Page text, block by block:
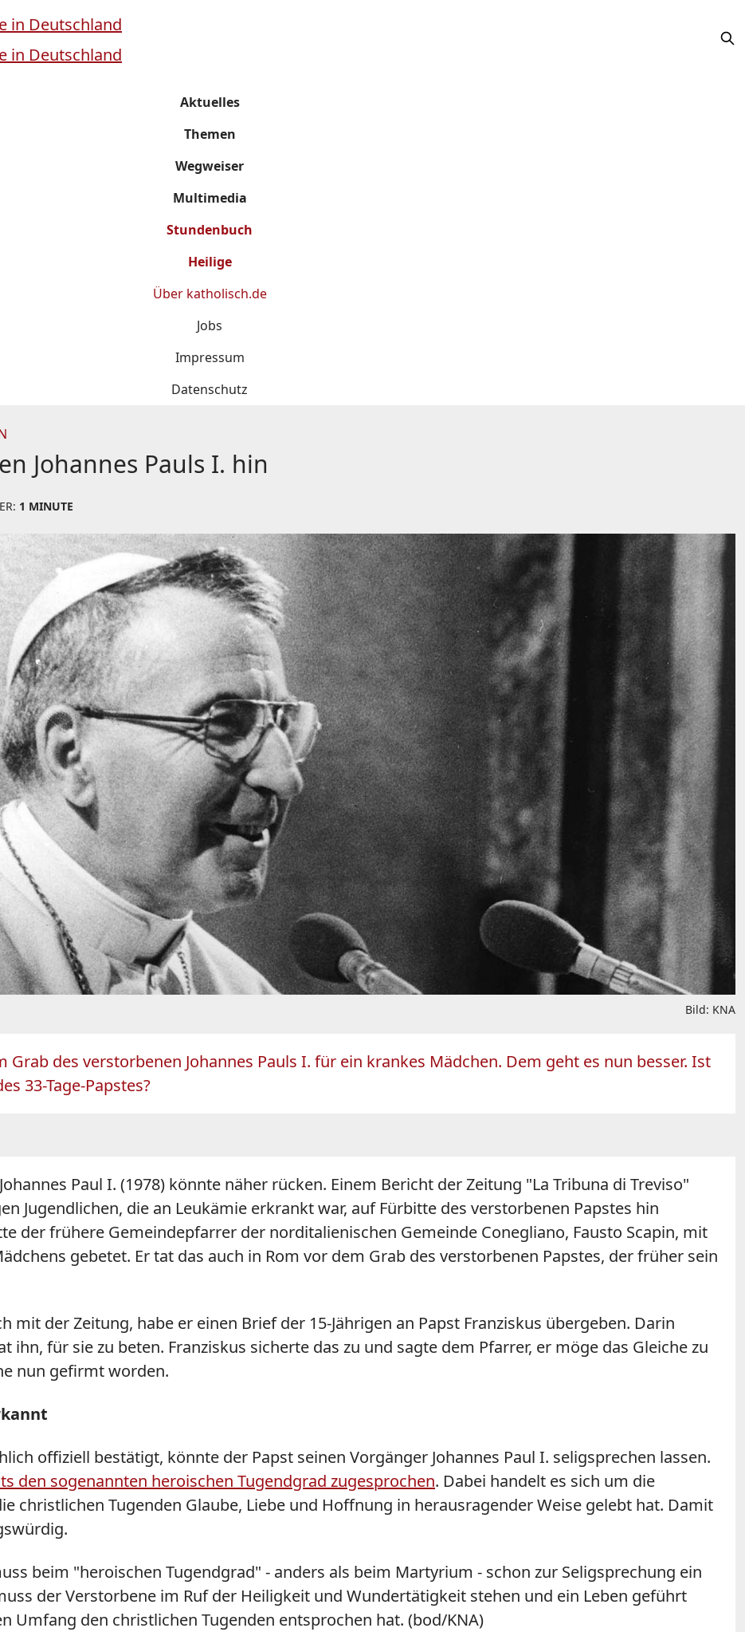
Aktuelles
Themen
Wegweiser
Multimedia
Stundenbuch
Heilige
Über katholisch.de
Jobs
Impressum
Datenschutz
Johannes Pauls I. hin
1 MINUTE
Bild: KNA
Grab des verstorbenen Johannes Pauls I. für ein krankes Mädchen. Dem geht es nun besser. Ist
33-Tage-Papstes?
Johannes Paul I. (1978) könnte näher rücken. Einem Bericht der Zeitung "La Tribuna di Treviso"
Jugendlichen, die an Leukämie erkrankt war, auf Fürbitte des verstorbenen Papstes hin
der frühere Gemeindepfarrer der norditalienischen Gemeinde Conegliano, Fausto Scapin, mit
gebetet. Er tat das auch in Rom vor dem Grab des verstorbenen Papstes, der früher sein
mit der Zeitung, habe er einen Brief der 15-Jährigen an Papst Franziskus übergeben. Darin
ihn, für sie zu beten. Franziskus sicherte das zu und sagte dem Pfarrer, er möge das Gleiche zu
nun gefirmt worden.
offiziell bestätigt, könnte der Papst seinen Vorgänger Johannes Paul I. seligsprechen lassen.
den sogenannten heroischen Tugendgrad zugesprochen. Dabei handelt es sich um die
christlichen Tugenden Glaube, Liebe und Hoffnung in herausragender Weise gelebt hat. Damit
beim "heroischen Tugendgrad" - anders als beim Martyrium - schon zur Seligsprechung ein
der Verstorbene im Ruf der Heiligkeit und Wundertätigkeit stehen und ein Leben geführt
Umfang den christlichen Tugenden entsprochen hat. (bod/KNA)